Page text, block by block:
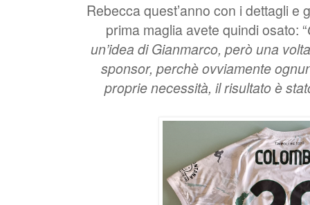
Rebecca quest’anno con i dettagli e
prima maglia avete quindi osato: “
un’idea di Gianmarco, però una
sponsor, perchè ovviamente
proprie necessità, il risultato è